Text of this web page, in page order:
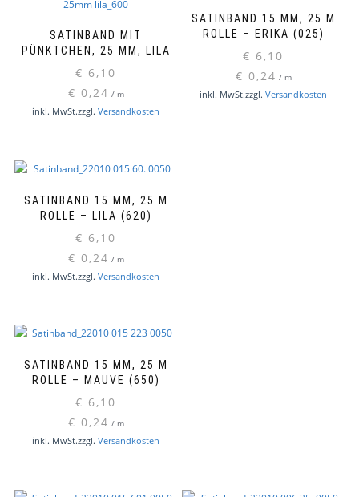
SATINBAND MIT
PÜNKTCHEN, 25 MM, LILA
€ 6,10
€ 0,24 / m
inkl. MwSt.zzgl. Versandkosten
SATINBAND 15 MM, 25 M
ROLLE – ERIKA (025)
€ 6,10
€ 0,24 / m
inkl. MwSt.zzgl. Versandkosten
SATINBAND 15 MM, 25 M
ROLLE – LILA (620)
€ 6,10
€ 0,24 / m
inkl. MwSt.zzgl. Versandkosten
SATINBAND 15 MM, 25 M
ROLLE – MAUVE (650)
€ 6,10
€ 0,24 / m
inkl. MwSt.zzgl. Versandkosten